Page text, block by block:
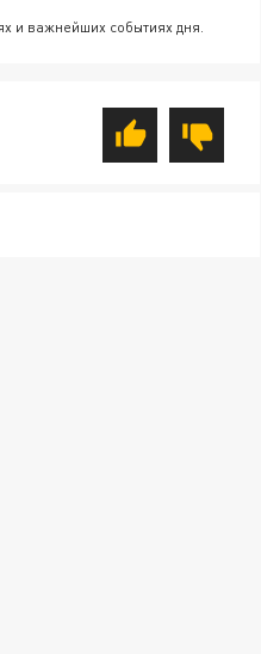
и важнейших событиях дня.